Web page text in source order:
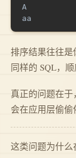
A
排序结果往往是
同样的 SQL，
真正的问题在
会在应用层偷偷
这类问题为什么